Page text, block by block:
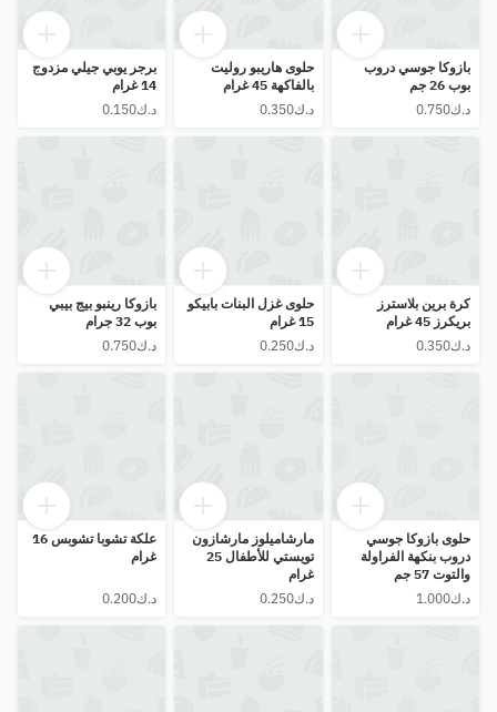
بازوكا جوسي دروب
بوب 26 جم
حلوى هاريبو روليت
بالفاكهة 45 غرام
⁦د.ك0.350⁩
برجر يوبي جيلي مزدوج
14 غرام
كرة برين بلاسترز
بريكرز 45 غرام
حلوى غزل البنات بابيكو
15 غرام
⁦د.ك0.250⁩
بازوكا رينبو بيج بيبي
بوب 32 جرام
حلوى بازوكا جوسي
دروب بنكهة الفراولة
والتوت 57 جم
مارشاميلوز مارشازون
تويستي للأطفال 25
غرام
⁦د.ك0.250⁩
علكة تشوبا تشوبس 16
غرام